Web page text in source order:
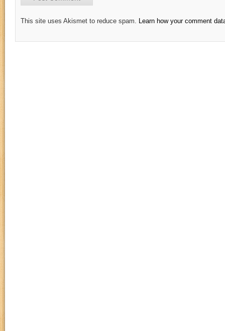
This site uses Akismet to reduce spam. Learn how your comment